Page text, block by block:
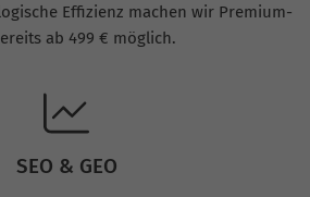
Effizienz machen wir Premium-
ab 499 € möglich.
SEO & GEO